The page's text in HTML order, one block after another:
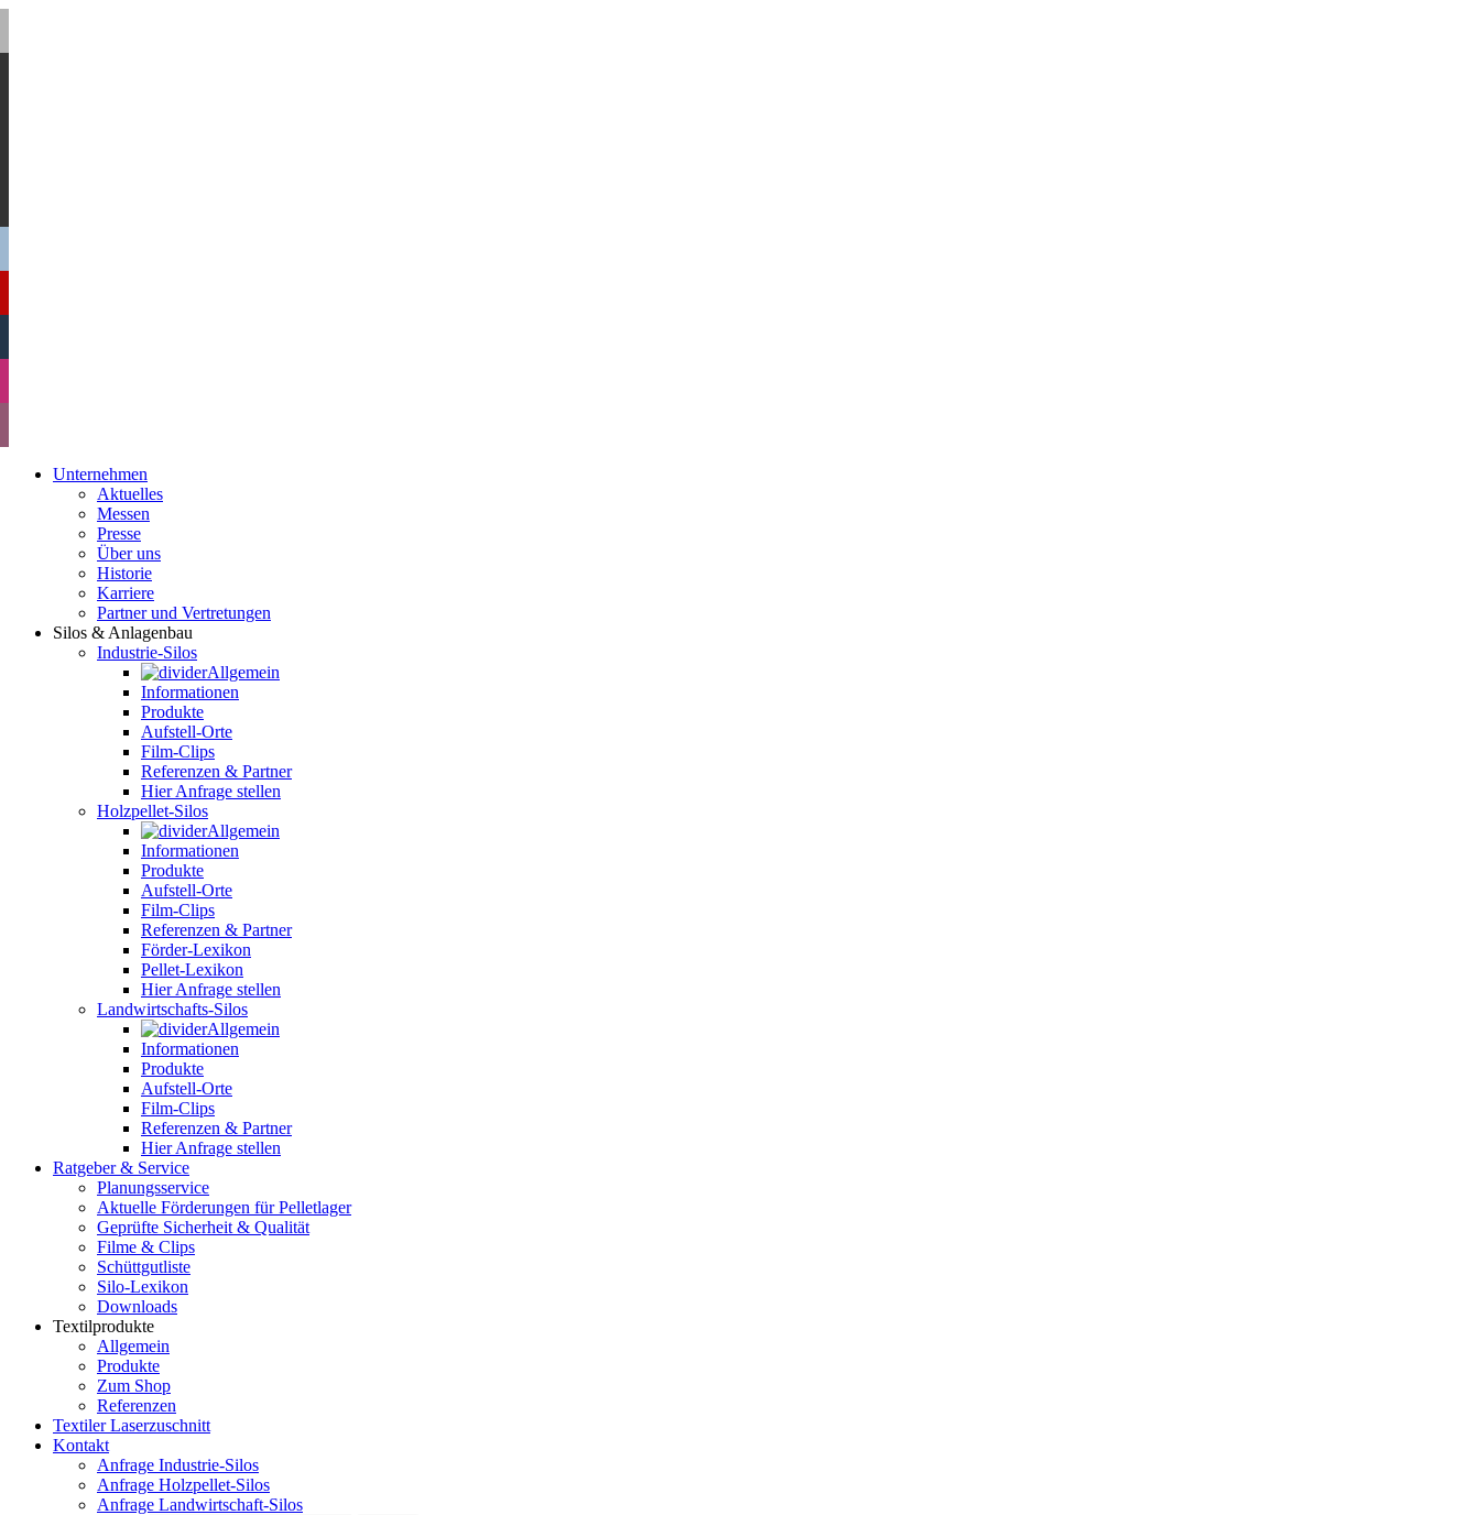
Unternehmen
Aktuelles
Messen
Presse
Über uns
Historie
Karriere
Partner und Vertretungen
Silos & Anlagenbau
Industrie-Silos
Allgemein
Informationen
Produkte
Aufstell-Orte
Film-Clips
Referenzen & Partner
Hier Anfrage stellen
Holzpellet-Silos
Allgemein
Informationen
Produkte
Aufstell-Orte
Film-Clips
Referenzen & Partner
Förder-Lexikon
Pellet-Lexikon
Hier Anfrage stellen
Landwirtschafts-Silos
Allgemein
Informationen
Produkte
Aufstell-Orte
Film-Clips
Referenzen & Partner
Hier Anfrage stellen
Ratgeber & Service
Planungsservice
Aktuelle Förderungen für Pelletlager
Geprüfte Sicherheit & Qualität
Filme & Clips
Schüttgutliste
Silo-Lexikon
Downloads
Textilprodukte
Allgemein
Produkte
Zum Shop
Referenzen
Textiler Laserzuschnitt
Kontakt
Anfrage Industrie-Silos
Anfrage Holzpellet-Silos
Anfrage Landwirtschaft-Silos